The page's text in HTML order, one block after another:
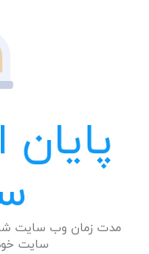
مدت زمان وب سایت
سایت